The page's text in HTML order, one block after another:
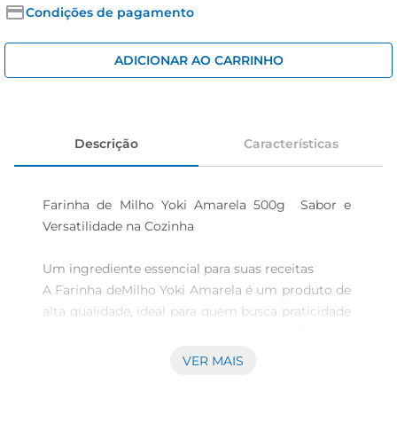
Condições de pagamento
ADICIONAR AO CARRINHO
Descrição Características
Farinha de Milho Yoki Amarela 500g  Sabor e
Versatilidade na Cozinha
Um ingrediente essencial para suas receitas
A Farinha deMilho Yoki Amarela é um produto de
alta qualidade, ideal para quem busca praticidade
farinha é perfeita para a preparação de uma
VER MAIS
arroz
iogurte